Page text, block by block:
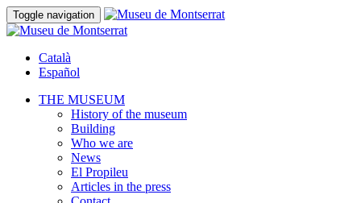
Toggle navigation
Català
Español
THE MUSEUM
History of the museum
Building
Who we are
News
El Propileu
Articles in the press